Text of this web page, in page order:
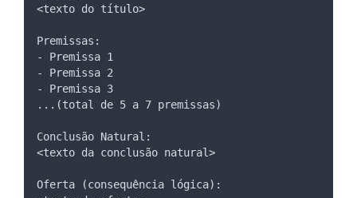
<texto do título>
Premissas:
- Premissa 1
- Premissa 2
- Premissa 3
...(total de 5 a 7 premissas)
Conclusão Natural:
<texto da conclusão natural>
Oferta (consequência lógica):